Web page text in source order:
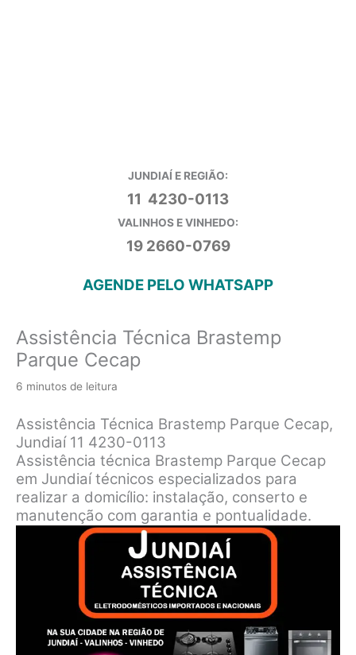
JUNDIAÍ E REGIÃO:
11 4230-0113
VALINHOS E VINHEDO:
19 2660-0769
AGENDE PELO WHATSAPP
Assistência Técnica Brastemp
Parque Cecap
6 minutos de leitura
Assistência Técnica Brastemp Parque Cecap,
Jundiaí 11 4230-0113
Assistência técnica Brastemp Parque Cecap
em Jundiaí técnicos especializados para
realizar a domicílio: instalação, conserto e
manutenção com garantia e pontualidade.